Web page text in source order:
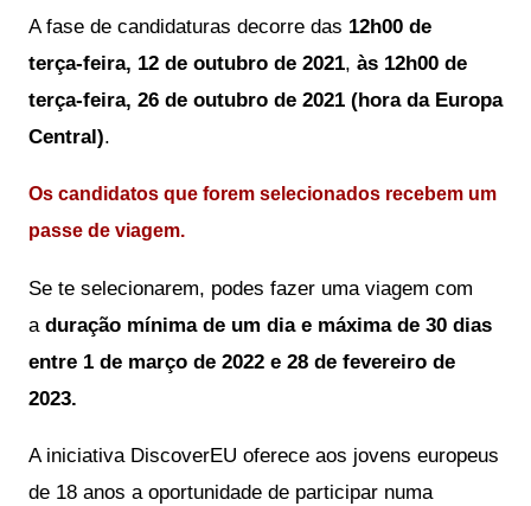
A fase de candidaturas decorre das 12h00 de
terça‑feira, 12 de outubro de 2021, às 12h00 de
terça‑feira, 26 de outubro de 2021 (hora da Europa
Central).
Os candidatos que forem selecionados recebem um
passe de viagem.
Se te selecionarem, podes fazer uma viagem com
a duração mínima de um dia e máxima de 30 dias
entre 1 de março de 2022 e 28 de fevereiro de
2023.
A iniciativa DiscoverEU oferece aos jovens europeus
de 18 anos a oportunidade de participar numa